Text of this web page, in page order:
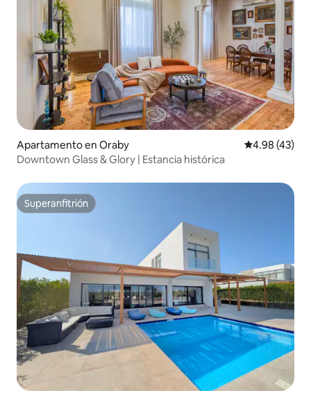
Apartamento en Oraby Calificación
4.98 (43)
Downtown Glass & Glory | Estancia histórica
Superanfitrión
Superanfitrión